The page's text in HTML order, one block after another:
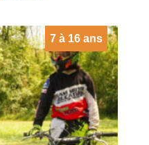
7 à 16 ans